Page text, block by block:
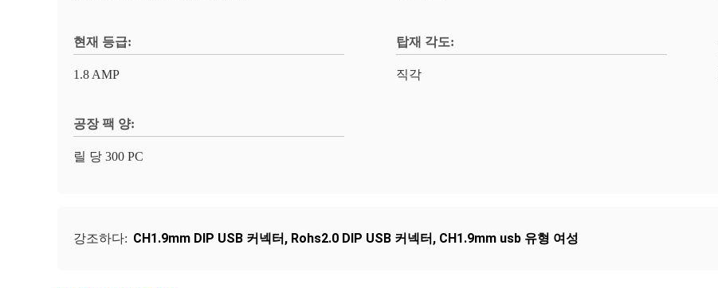
현재 등급:
1.8 AMP
탑재 각도:
직각
공장 팩 양:
릴 당 300 PC
강조하다: CH1.9mm DIP USB 커넥터, Rohs2.0 DIP USB 커넥터, CH1.9mm usb 유형 여성